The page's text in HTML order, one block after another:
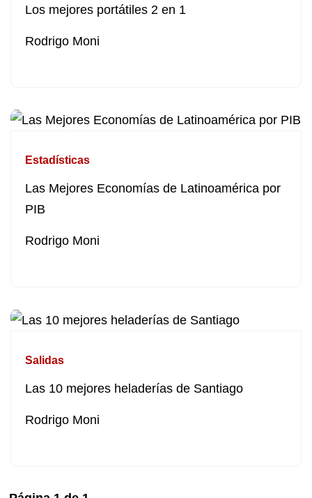
Los mejores portátiles 2 en 1
Rodrigo Moni
Estadísticas
Las Mejores Economías de Latinoamérica por
PIB
Rodrigo Moni
Salidas
Las 10 mejores heladerías de Santiago
Rodrigo Moni